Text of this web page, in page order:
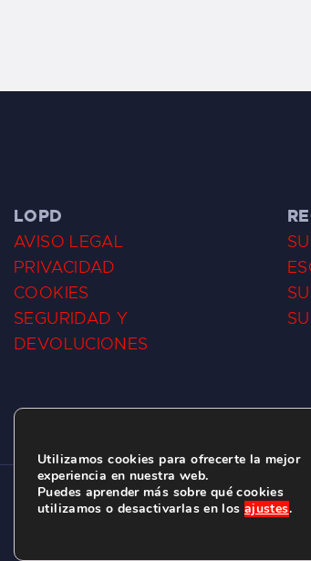
LOPD
AVISO LEGAL
PRIVACIDAD
COOKIES
SEGURIDAD Y
DEVOLUCIONES
CLUB DE SURF LAS DUNAS ©2026.
C/ BERNARDO ÁLVAREZ GALAN 1, SALINAS
Utilizamos cookies para ofrecerte la mejor
experiencia en nuestra web.
Puedes aprender más sobre qué cookies
utilizamos o desactivarlas en los ajustes.